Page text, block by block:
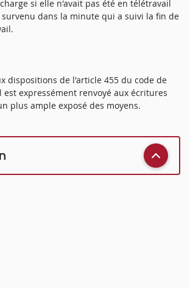
si elle n'avait pas été en télétravail
dans la minute qui a suivi la fin de
dispositions de l'article 455 du code de
est expressément renvoyé aux écritures
plus ample exposé des moyens.